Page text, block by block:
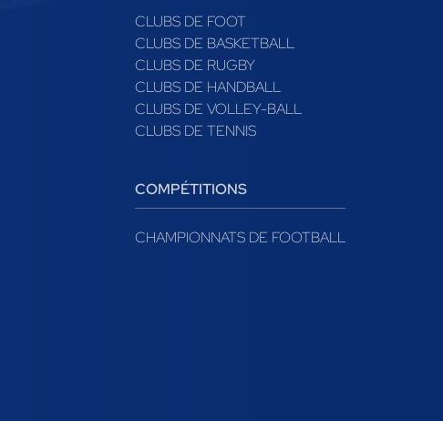
CLUBS DE FOOT
CLUBS DE BASKETBALL
CLUBS DE RUGBY
CLUBS DE HANDBALL
CLUBS DE VOLLEY-BALL
CLUBS DE TENNIS
COMPÉTITIONS
CHAMPIONNATS DE FOOTBALL